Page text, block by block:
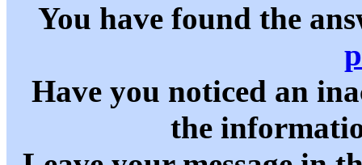
You have found the
Have you noticed an
the